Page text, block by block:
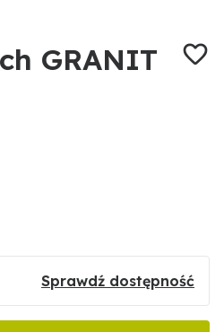
GRANIT
Sprawdź dostępność